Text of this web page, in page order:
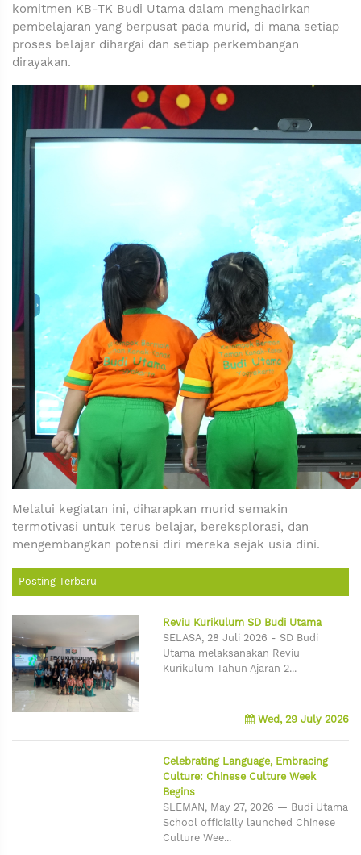
komitmen KB-TK Budi Utama dalam menghadirkan
pembelajaran yang berpusat pada murid, di mana setiap
proses belajar dihargai dan setiap perkembangan
dirayakan.
Melalui kegiatan ini, diharapkan murid semakin
termotivasi untuk terus belajar, bereksplorasi, dan
mengembangkan potensi diri mereka sejak usia dini.
Posting Terbaru
Reviu Kurikulum SD Budi Utama
SELASA, 28 Juli 2026 - SD Budi
Utama melaksanakan Reviu
Kurikulum Tahun Ajaran 2...
Wed, 29 July 2026
Celebrating Language, Embracing
Culture: Chinese Culture Week
Begins
SLEMAN, May 27, 2026 — Budi Utama
School officially launched Chinese
Culture Wee...